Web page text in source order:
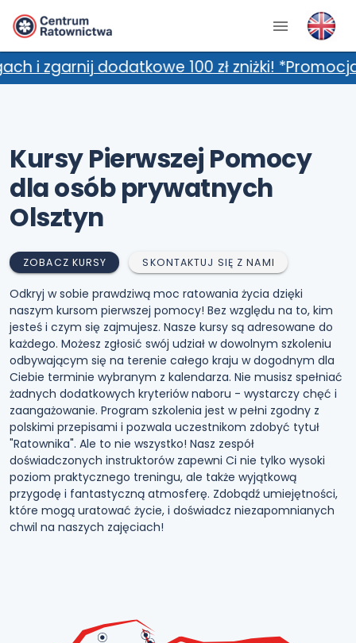
dodatkowe 100 zł zniżki! *Promocja nie
Kursy Pierwszej Pomocy
dla osób prywatnych
Olsztyn
ZOBACZ KURSY SKONTAKTUJ SIĘ Z NAMI
Odkryj w sobie prawdziwą moc ratowania życia dzięki
naszym kursom pierwszej pomocy! Bez względu na to, kim
jesteś i czym się zajmujesz. Nasze kursy są adresowane do
każdego. Możesz zgłosić swój udział w dowolnym szkoleniu
odbywającym się na terenie całego kraju w dogodnym dla
Ciebie terminie wybranym z kalendarza. Nie musisz spełniać
żadnych dodatkowych kryteriów naboru - wystarczy chęć i
zaangażowanie. Program szkolenia jest w pełni zgodny z
polskimi przepisami i pozwala uczestnikom zdobyć tytuł
"Ratownika". Ale to nie wszystko! Nasz zespół
doświadczonych instruktorów zapewni Ci nie tylko wysoki
poziom praktycznego treningu, ale także wyjątkową
przygodę i fantastyczną atmosferę. Zdobądź umiejętności,
które mogą uratować życie, i doświadcz niezapomnianych
chwil na naszych zajęciach!